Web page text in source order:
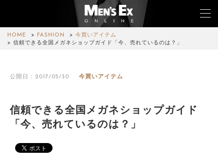
HOME FASHION
今買いアイテム
信頼できる全国メガネショップガイド「今、売れているのは？」
公開日：2017/05/30 今買いアイテム
信頼できる全国メガネショップガイド
「今、売れているのは？」
WATCH
CAR&BIKE
LIFESTYLE